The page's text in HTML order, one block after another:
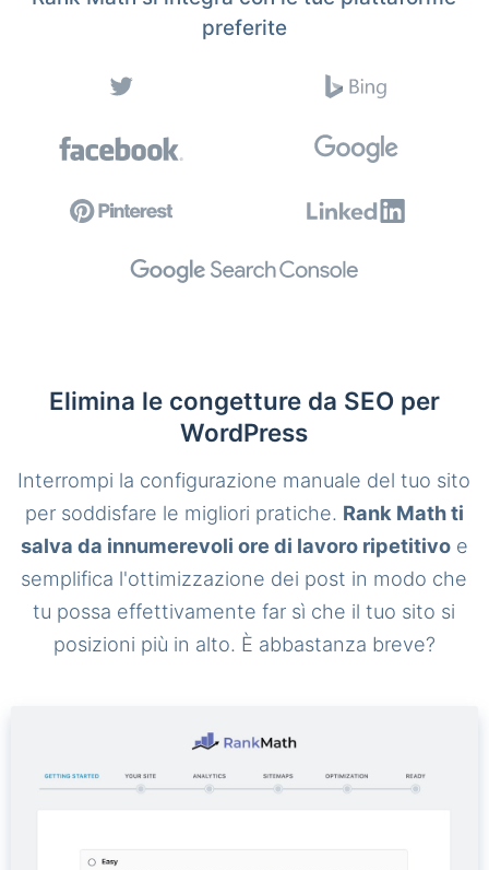
preferite
Elimina le congetture da SEO per
WordPress
Interrompi la configurazione manuale del tuo sito
per soddisfare le migliori pratiche. Rank Math ti
salva da innumerevoli ore di lavoro ripetitivoe
semplifica l'ottimizzazione dei post in modo che
tu possa effettivamente far sì che il tuo sito si
posizioni più in alto. È abbastanza breve?